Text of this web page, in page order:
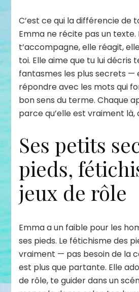
C’est ce qui la différencie de
Emma ne récite pas un texte.
t’accompagne, elle réagit,
toi. Elle aime que tu lui décris
fantasmes les plus secrets —
répondre avec les mots qui
bon sens du terme. Chaque
parce qu’elle est vraiment là,
Ses petits
pieds,
jeux de rôle
Emma a un faible pour les
ses pieds. Le fétichisme des
vraiment — pas besoin de la
est plus que partante. Elle
de rôle, te guider dans un